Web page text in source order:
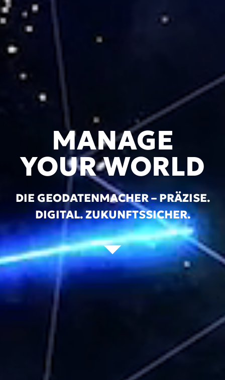
MANAGE
YOUR WORLD
DIE GEODATENMACHER – PRÄZISE.
DIGITAL. ZUKUNFTSSICHER.